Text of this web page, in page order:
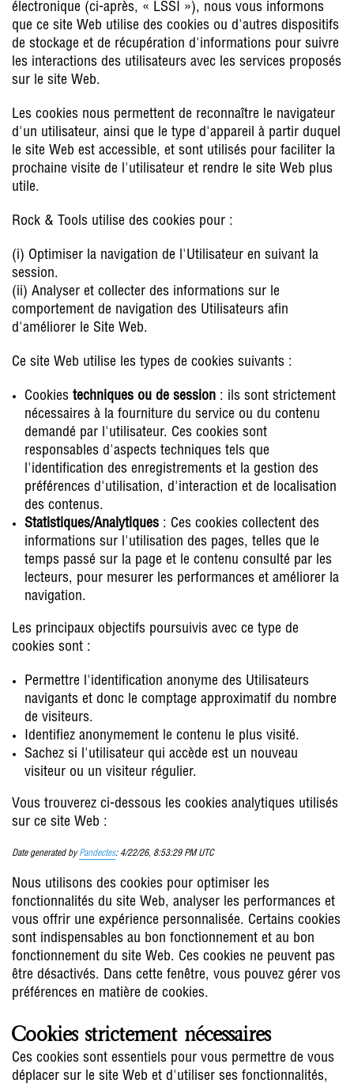
électronique (ci-après, « LSSI »), nous vous informons
que ce site Web utilise des cookies ou d'autres dispositifs
de stockage et de récupération d'informations pour suivre
les interactions des utilisateurs avec les services proposés
sur le site Web.
Les cookies nous permettent de reconnaître le navigateur
d'un utilisateur, ainsi que le type d'appareil à partir duquel
le site Web est accessible, et sont utilisés pour faciliter la
prochaine visite de l'utilisateur et rendre le site Web plus
utile.
Rock & Tools utilise des cookies pour :
(i) Optimiser la navigation de l'Utilisateur en suivant la
session.
(ii) Analyser et collecter des informations sur le
comportement de navigation des Utilisateurs afin
d'améliorer le Site Web.
Ce site Web utilise les types de cookies suivants :
Cookies techniques ou de session : ils sont strictement
nécessaires à la fourniture du service ou du contenu
demandé par l'utilisateur. Ces cookies sont
responsables d'aspects techniques tels que
l'identification des enregistrements et la gestion des
préférences d'utilisation, d'interaction et de localisation
des contenus.
Statistiques/Analytiques : Ces cookies collectent des
informations sur l'utilisation des pages, telles que le
temps passé sur la page et le contenu consulté par les
lecteurs, pour mesurer les performances et améliorer la
navigation.
Les principaux objectifs poursuivis avec ce type de
cookies sont :
Permettre l'identification anonyme des Utilisateurs
navigants et donc le comptage approximatif du nombre
de visiteurs.
Identifiez anonymement le contenu le plus visité.
Sachez si l'utilisateur qui accède est un nouveau
visiteur ou un visiteur régulier.
Vous trouverez ci-dessous les cookies analytiques utilisés
sur ce site Web :
Date generated byPandectes: 4/22/26, 8:53:29 PM UTC
Nous utilisons des cookies pour optimiser les
fonctionnalités du site Web, analyser les performances et
vous offrir une expérience personnalisée. Certains cookies
sont indispensables au bon fonctionnement et au bon
fonctionnement du site Web. Ces cookies ne peuvent pas
être désactivés. Dans cette fenêtre, vous pouvez gérer vos
préférences en matière de cookies.
Cookies strictement nécessaires
Ces cookies sont essentiels pour vous permettre de vous
déplacer sur le site Web et d'utiliser ses fonctionnalités,